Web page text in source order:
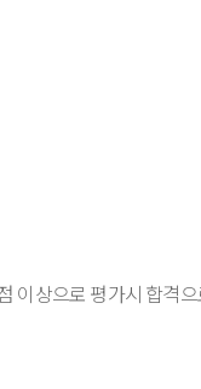
상으로 평가시 합격